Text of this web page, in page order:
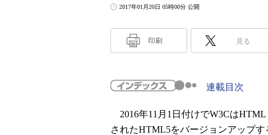
2017年01月20日 05時00分 公開
印刷 見る
連載目次
2016年11月1日付けでW3CはHTML
されたHTML5をバージョンアップ